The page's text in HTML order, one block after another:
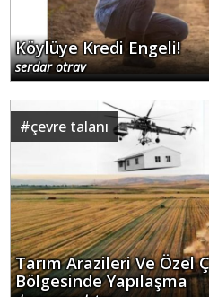
Köylüye Kredi Engeli!
serdar otrav
#çevre talanı
Tarım Arazileri Ve Özel
Bölgesinde Yapılaşma